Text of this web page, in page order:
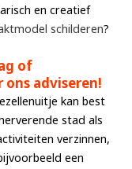
en creatief
schilderen?
of
adviseren!
kan best
stad als
verzinnen,
een